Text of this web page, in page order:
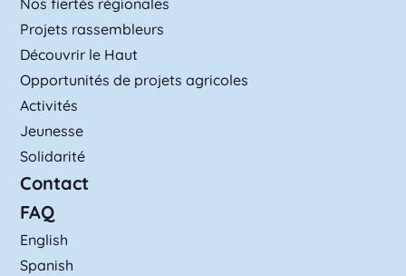
Nos fiertés régionales
Projets rassembleurs
Découvrir le Haut
Opportunités de projets agricoles
Activités
Jeunesse
Solidarité
Contact
FAQ
English
Spanish